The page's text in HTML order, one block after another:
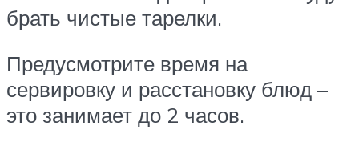
брать чистые тарелки.
Предусмотрите время на
сервировку и расстановку блюд –
это занимает до 2 часов.